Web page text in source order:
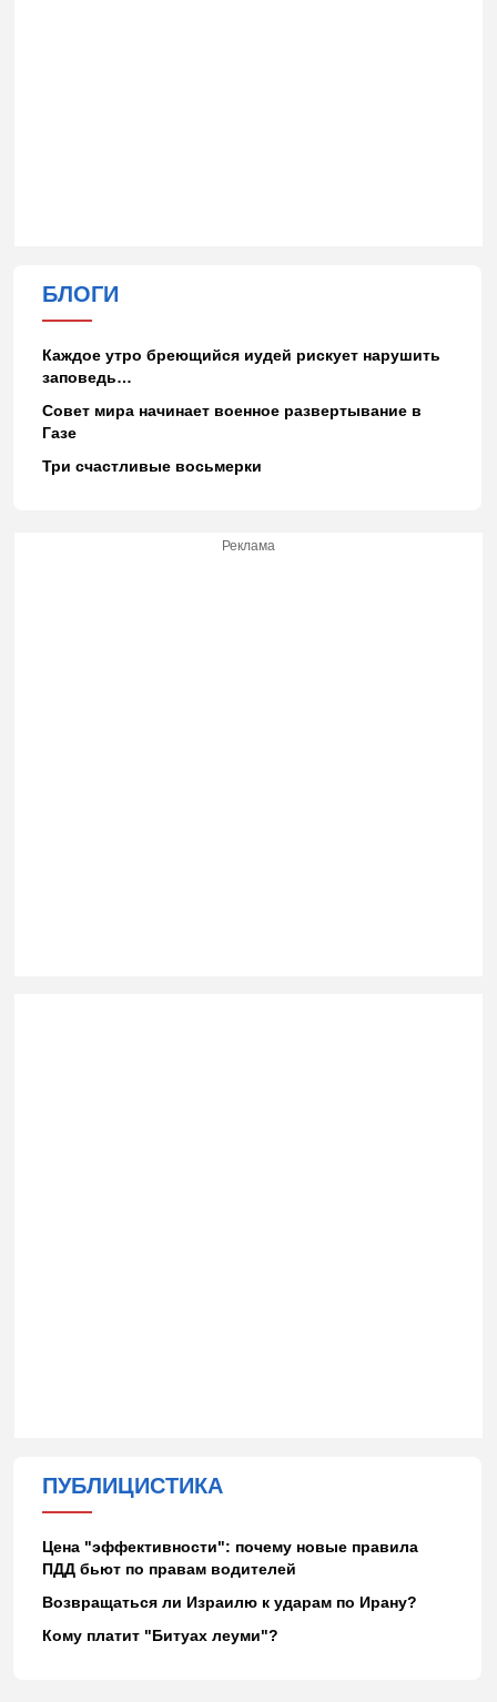
БЛОГИ
Каждое утро бреющийся иудей рискует нарушить
заповедь…
Совет мира начинает военное развертывание в
Газе
Три счастливые восьмерки
Реклама
ПУБЛИЦИСТИКА
Цена "эффективности": почему новые правила
ПДД бьют по правам водителей
Возвращаться ли Израилю к ударам по Ирану?
Кому платит "Битуах леуми"?